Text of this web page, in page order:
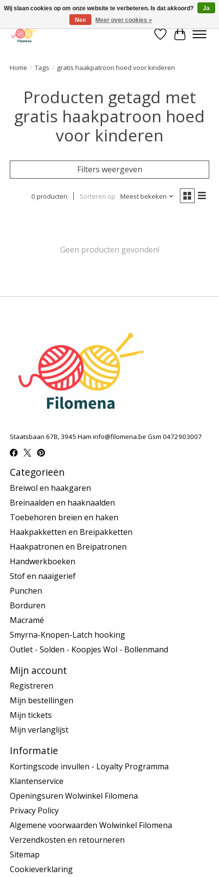
Verlanglijst
Home / Tags / gratis haakpatroon hoed voor kinderen
Producten getagd met
gratis haakpatroon hoed
voor kinderen
Filters weergeven
0 producten Sorteren op Meest bekeken
Geen producten gevonden!
Staatsbaan 67B, 3945 Ham info@filomena.be Gsm 0472903007
Categorieën
Breiwol en haakgaren
Breinaalden en haaknaalden
Toebehoren breien en haken
Haakpakketten en Breipakketten
Haakpatronen en Breipatronen
Handwerkboeken
Stof en naaigerief
Punchen
Borduren
Macramé
Smyrna-Knopen-Latch hooking
Outlet - Solden - Koopjes Wol - Bollenmand
Mijn account
Registreren
Mijn bestellingen
Mijn tickets
Mijn verlanglijst
Informatie
Kortingscode invullen - Loyalty Programma
Klantenservice
Openingsuren Wolwinkel Filomena
Privacy Policy
Algemene voorwaarden Wolwinkel Filomena
Verzendkosten en retourneren
Sitemap
Cookieverklaring
Wij slaan cookies op om onze website te verbeteren. Is dat akkoord?
Ja
Nee
Meer over cookies »